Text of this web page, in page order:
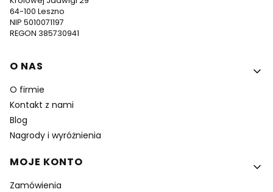
64-100 Leszno
NIP 5010071197
REGON 385730941
Linki w stopce
O NAS
O firmie
Kontakt z nami
Blog
Nagrody i wyróżnienia
MOJE KONTO
Zamówienia